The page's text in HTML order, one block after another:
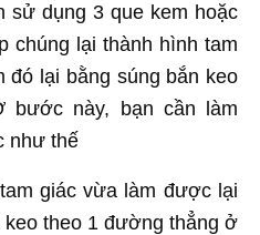
sử dụng 3 que kem hoặc
chúng lại thành hình tam
đó lại bằng súng bắn keo
bước này, bạn cần làm
như thế
giác vừa làm được lại
theo 1 đường thẳng ở